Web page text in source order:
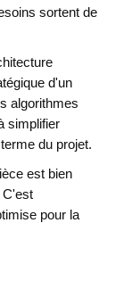
sortent de
d'un
algorithmes
simplifier
du projet.
est bien
C'est
pour la